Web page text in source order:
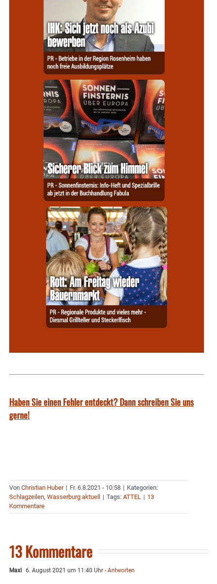
Haben Sie einen Fehler entdeckt? Dann schreiben Sie uns
gerne!
Von Christian Huber | Fr. 6.8.2021 - 10:58 | Kategorien:
Schlagzeilen, Wasserburg aktuell | Tags: ATTEL | 13
Kommentare
13 Kommentare
Maxl 6. August 2021 um 11:40 Uhr - Antworten